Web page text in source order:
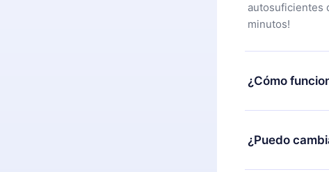
autosuficientes
minutos!
¿Cómo
Puedes
alguna razón
nuestro equipo
¿Puedo